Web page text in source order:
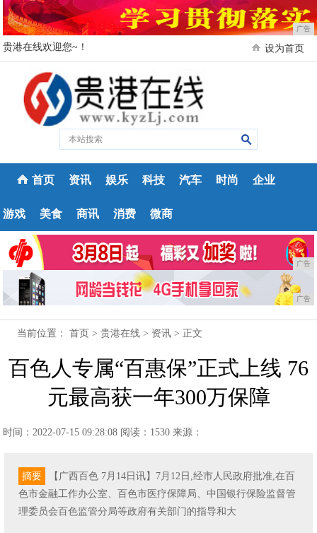
广告
贵港在线欢迎您~！ 设为首页
首页 资讯 娱乐 科技 汽车 时尚 企业
游戏 美食 商讯 消费 微商
广告
广告
当前位置：首页 >贵港在线 > 资讯 > 正文
百色人专属“百惠保”正式上线 76
元最高获一年300万保障
时间：2022-07-15 09:28:08 阅读：1530 来源：
摘要
【广西百色 7月14日讯】7月12日,经市人民政府批准,在百
色市金融工作办公室、百色市医疗保障局、中国银行保险监督管
理委员会百色监管分局等政府有关部门的指导和大